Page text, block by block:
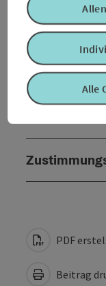
Eignung
PDF
Beitrag
Alle